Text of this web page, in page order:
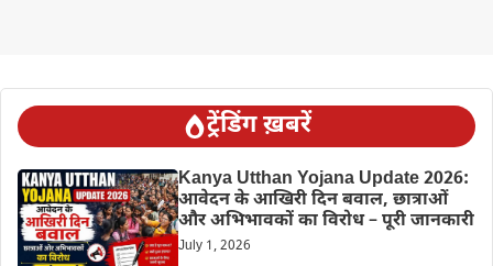
ट्रेंडिंग ख़बरें
Kanya Utthan Yojana Update 2026:
आवेदन के आखिरी दिन बवाल, छात्राओं
और अभिभावकों का विरोध – पूरी जानकारी
July 1, 2026